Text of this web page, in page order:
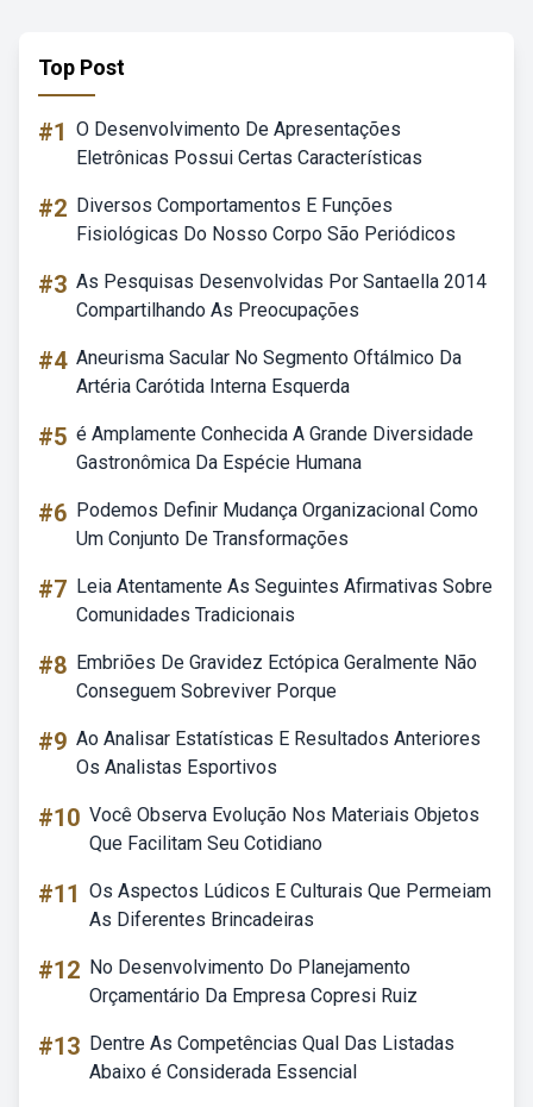
Top Post
#1 O Desenvolvimento De Apresentações
Eletrônicas Possui Certas Características
#2 Diversos Comportamentos E Funções
Fisiológicas Do Nosso Corpo São Periódicos
#3 As Pesquisas Desenvolvidas Por Santaella 2014
Compartilhando As Preocupações
#4 Aneurisma Sacular No Segmento Oftálmico Da
Artéria Carótida Interna Esquerda
#5 é Amplamente Conhecida A Grande Diversidade
Gastronômica Da Espécie Humana
#6 Podemos Definir Mudança Organizacional Como
Um Conjunto De Transformações
#7 Leia Atentamente As Seguintes Afirmativas Sobre
Comunidades Tradicionais
#8 Embriões De Gravidez Ectópica Geralmente Não
Conseguem Sobreviver Porque
#9 Ao Analisar Estatísticas E Resultados Anteriores
Os Analistas Esportivos
#10 Você Observa Evolução Nos Materiais Objetos
Que Facilitam Seu Cotidiano
#11 Os Aspectos Lúdicos E Culturais Que Permeiam
As Diferentes Brincadeiras
#12 No Desenvolvimento Do Planejamento
Orçamentário Da Empresa Copresi Ruiz
#13 Dentre As Competências Qual Das Listadas
Abaixo é Considerada Essencial